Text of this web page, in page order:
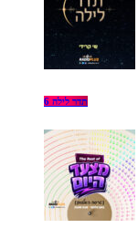
תדר לילה 6